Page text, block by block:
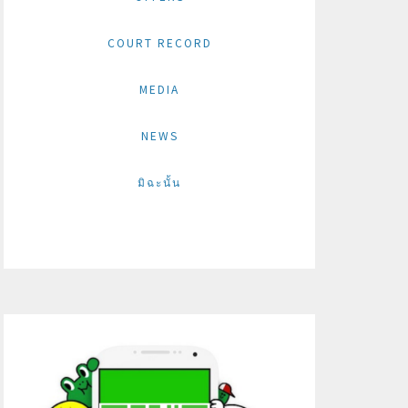
COURT RECORD
MEDIA
NEWS
มิฉะนั้น